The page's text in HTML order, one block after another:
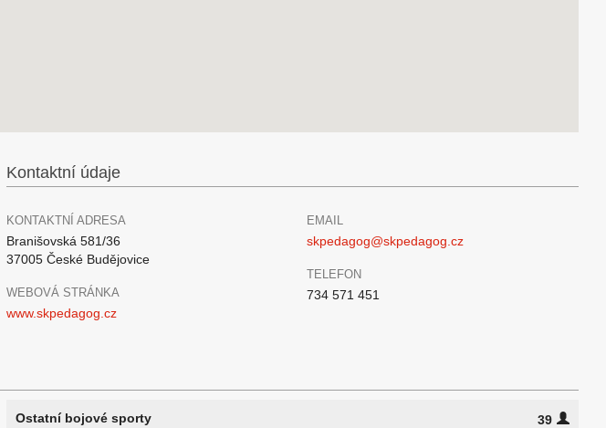
Kontaktní údaje
KONTAKTNÍ ADRESA
Branišovská 581/36
37005 České Budějovice
WEBOVÁ STRÁNKA
www.skpedagog.cz
EMAIL
skpedagog@skpedagog.cz
TELEFON
734 571 451
Ostatní bojové sporty 39